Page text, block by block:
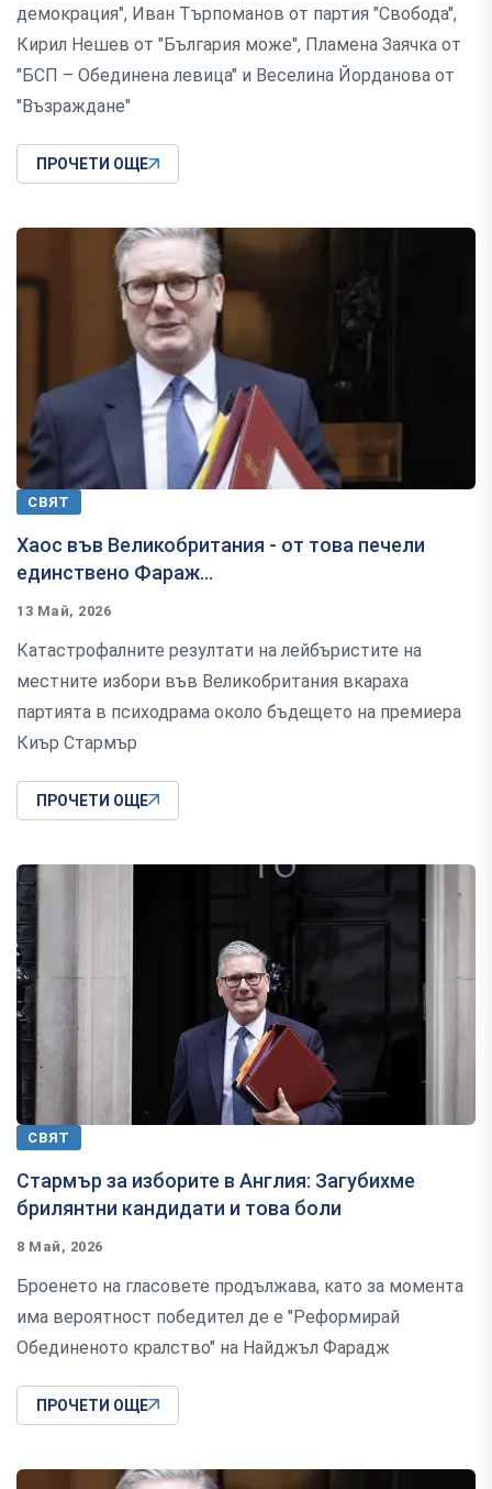
демокрация", Иван Търпоманов от партия "Свобода",
Кирил Нешев от "България може", Пламена Заячка от
"БСП – Обединена левица" и Веселина Йорданова от
"Възраждане"
ПРОЧЕТИ ОЩЕ
СВЯТ
Хаос във Великобритания - от това печели
единствено Фараж...
13 Май, 2026
Катастрофалните резултати на лейбъристите на
местните избори във Великобритания вкараха
партията в психодрама около бъдещето на премиера
Киър Стармър
ПРОЧЕТИ ОЩЕ
СВЯТ
Стармър за изборите в Англия: Загубихме
брилянтни кандидати и това боли
8 Май, 2026
Броенето на гласовете продължава, като за момента
има вероятност победител де е "Реформирай
Обединеното кралство" на Найджъл Фарадж
ПРОЧЕТИ ОЩЕ